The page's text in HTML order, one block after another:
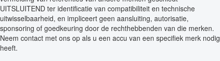
UITSLUITEND ter identificatie van compatibiliteit en technische
uitwisselbaarheid, en impliceert geen aansluiting, autorisatie,
sponsoring of goedkeuring door de rechthebbenden van die merken.
Neem contact met ons op als u een accu van een specifiek merk nodig
heeft.